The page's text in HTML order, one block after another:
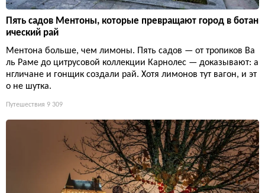
Пять садов Ментоны, которые превращают город в ботан
ический рай
Ментона больше, чем лимоны. Пять садов — от тропиков Ва
ль Раме до цитрусовой коллекции Карнолес — доказывают: а
нгличане и гонщик создали рай. Хотя лимонов тут вагон, и эт
о не шутка.
Путешествия 9 309